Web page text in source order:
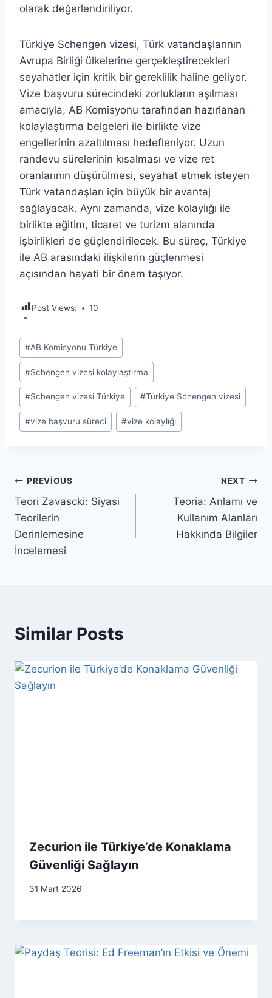
olarak değerlendiriliyor.
Türkiye Schengen vizesi, Türk vatandaşlarının
Avrupa Birliği ülkelerine gerçekleştirecekleri
seyahatler için kritik bir gereklilik haline geliyor.
Vize başvuru sürecindeki zorlukların aşılması
amacıyla, AB Komisyonu tarafından hazırlanan
kolaylaştırma belgeleri ile birlikte vize
engellerinin azaltılması hedefleniyor. Uzun
randevu sürelerinin kısalması ve vize ret
oranlarının düşürülmesi, seyahat etmek isteyen
Türk vatandaşları için büyük bir avantaj
sağlayacak. Aynı zamanda, vize kolaylığı ile
birlikte eğitim, ticaret ve turizm alanında
işbirlikleri de güçlendirilecek. Bu süreç, Türkiye
ile AB arasındaki ilişkilerin güçlenmesi
açısından hayati bir önem taşıyor.
Post Views: 10
Post
Tags:
#AB Komisyonu Türkiye
#Schengen vizesi kolaylaştırma
#Schengen vizesi Türkiye #Türkiye Schengen vizesi
#vize başvuru süreci #vize kolaylığı
Yazı
gezinmesi
PREVIOUS
Teori Zavascki: Siyasi
Teorilerin
Derinlemesine
İncelemesi
NEXT
Teoria: Anlamı ve
Kullanım Alanları
Hakkında Bilgiler
Similar Posts
Zecurion ile Türkiye’de Konaklama
Güvenliği Sağlayın
31 Mart 2026